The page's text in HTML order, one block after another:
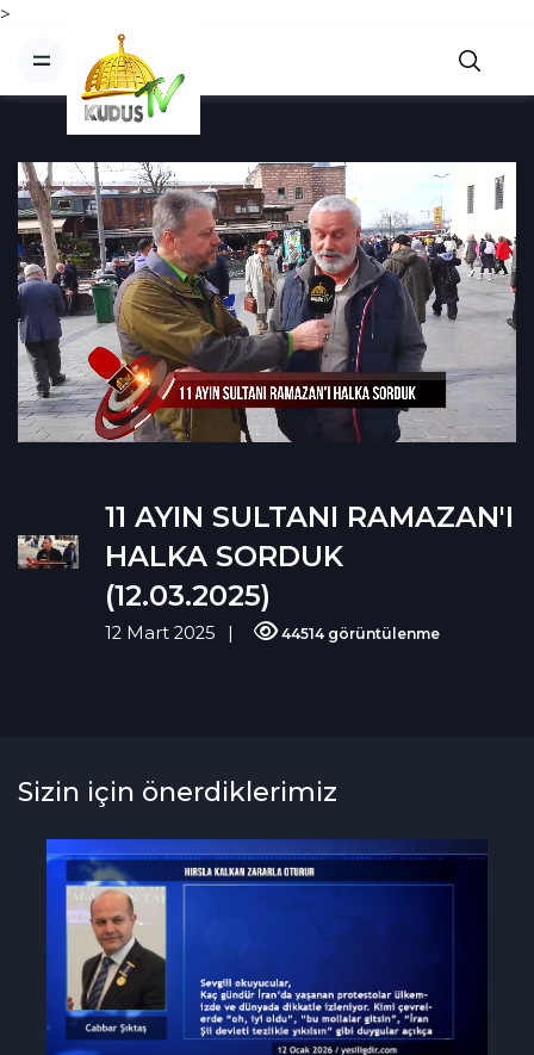
>
11 AYIN SULTANI RAMAZAN'I
HALKA SORDUK
(12.03.2025)
12 Mart 2025 44514 görüntülenme
Sizin için önerdiklerimiz